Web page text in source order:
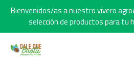
Bienvenidos/as a nuestro vivero
selección de productos para tu